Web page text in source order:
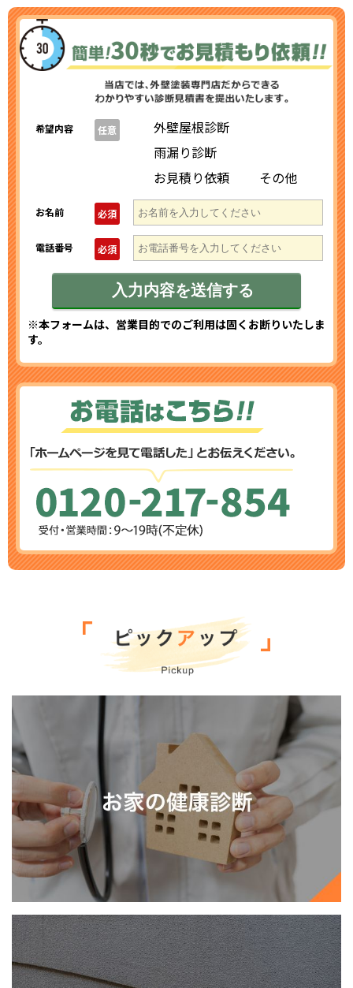
希望内容 任意
外壁屋根診断
雨漏り診断
お見積り依頼
その他
お名前 必須
電話番号 必須
※本フォームは、営業目的でのご利用は固くお断りいたしま
す。